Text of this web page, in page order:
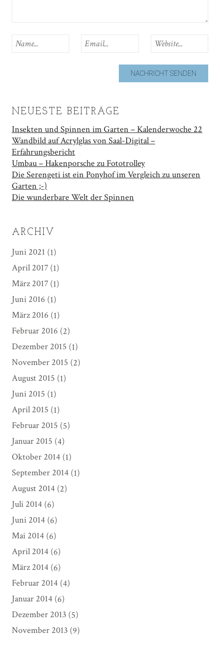
NEUESTE BEITRÄGE
Insekten und Spinnen im Garten – Kalenderwoche 22
Wandbild auf Acrylglas von Saal-Digital –
Erfahrungsbericht
Umbau – Hakenporsche zu Fototrolley
Die Serengeti ist ein Ponyhof im Vergleich zu unseren
Garten ;-)
Die wunderbare Welt der Spinnen
ARCHIV
Juni 2021 (1)
April 2017(1)
März 2017(1)
Juni 2016 (1)
März 2016 (1)
Februar 2016 (2)
Dezember 2015 (1)
November 2015 (2)
August 2015 (1)
Juni 2015 (1)
April 2015 (1)
Februar 2015 (5)
Januar 2015 (4)
Oktober 2014 (1)
September 2014 (1)
August 2014 (2)
Juli 2014 (6)
Juni 2014 (6)
Mai 2014 (6)
April 2014 (6)
März 2014 (6)
Februar 2014 (4)
Januar 2014 (6)
Dezember 2013 (5)
November 2013 (9)